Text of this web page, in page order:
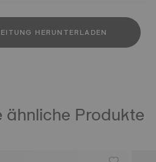
HERUNTERLADEN
ähnliche Produkte